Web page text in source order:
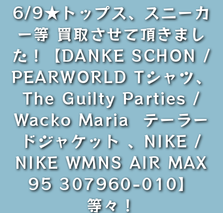
6/9★トップス、スニーカ
ー等 買取させて頂きまし
た！【DANKE SCHON /
PEARWORLD Tシャツ、
The Guilty Parties /
Wacko Maria テーラー
ドジャケット 、NIKE /
NIKE WMNS AIR MAX
95 307960-010】
等々！